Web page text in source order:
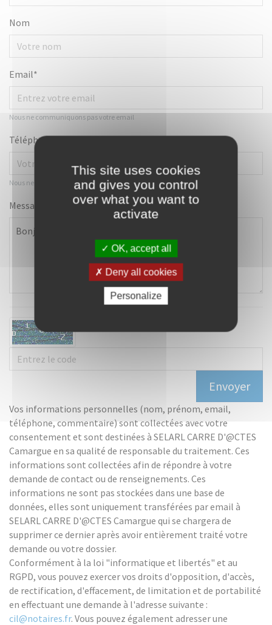
Nom
Email*
Nous ne communiquons pas votre email
Téléphone**
Nous ne communiquons pas votre numéro
Message*
Vos informations personnelles (nom, prénom, email,
téléphone, commentaire) sont collectées avec votre
consentement et sont destinées à SELARL CARRE D'@CTES
Camargue en sa qualité de responsable du traitement. Ces
informations sont collectées afin de répondre à votre
demande de contact ou de renseignements. Ces
informations ne sont pas stockées dans une base de
données, elles sont uniquement transférées par email à
SELARL CARRE D'@CTES Camargue qui se chargera de
supprimer ce dernier après avoir entièrement traité votre
demande ou votre dossier.
Conformément à la loi "informatique et libertés" et au
RGPD, vous pouvez exercer vos droits d'opposition, d'accès,
de rectification, d'effacement, de limitation et de portabilité
en effectuant une demande à l'adresse suivante :
cil@notaires.fr. Vous pouvez également adresser une
This site uses cookies
and gives you control
over what you want to
activate
OK, accept all
Deny all cookies
Personalize